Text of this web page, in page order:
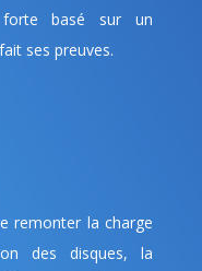
forte basé sur un
ses preuves.
remonter la charge
des disques, la